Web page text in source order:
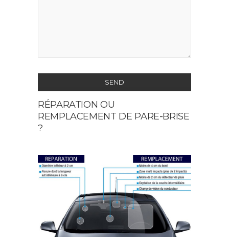
SEND
This
field
should
left
blank
RÉPARATION OU
REMPLACEMENT DE PARE-BRISE
?